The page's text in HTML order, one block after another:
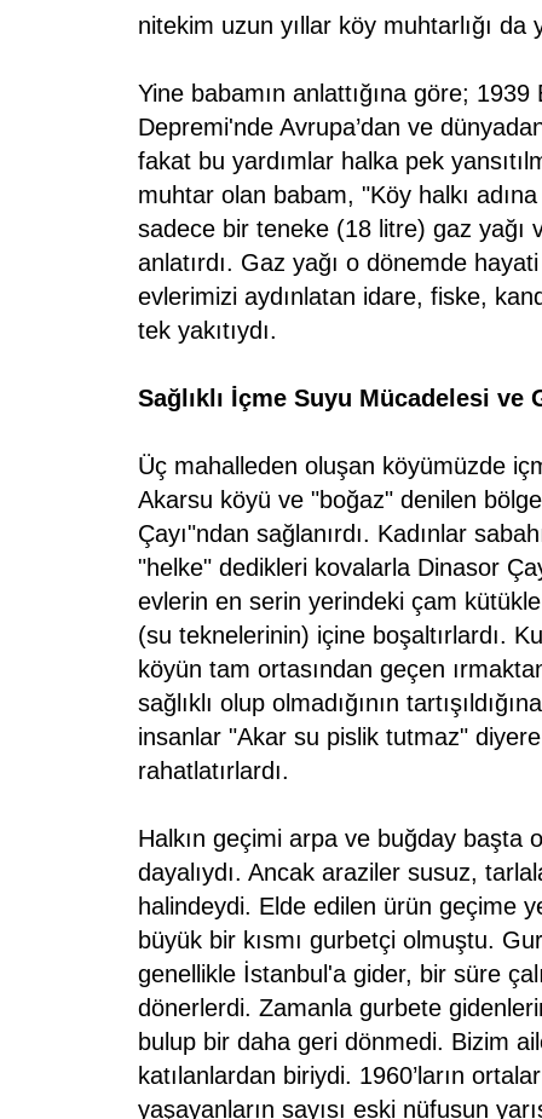
nitekim uzun yıllar köy muhtarlığı da
Yine babamın anlattığına göre;
Depremi'nde Avrupa’dan ve
fakat bu yardımlar halka pek
muhtar olan babam, "Köy halkı
sadece bir teneke (18 litre) gaz yağı
anlatırdı. Gaz yağı o dönemde
evlerimizi aydınlatan idare, fiske,
tek yakıtıydı.
Sağlıklı İçme Suyu Mücadelesi ve
Üç mahalleden oluşan köyümüzde
Akarsu köyü ve "boğaz" denilen
Çayı"ndan sağlanırdı. Kadınlar
"helke" dedikleri kovalarla Dinasor
evlerin en serin yerindeki çam
(su teknelerinin) içine boşaltırlardı.
köyün tam ortasından geçen
sağlıklı olup olmadığının
insanlar "Akar su pislik tutmaz"
rahatlatırlardı.
Halkın geçimi arpa ve buğday başta
dayalıydı. Ancak araziler susuz,
halindeydi. Elde edilen ürün geçime
büyük bir kısmı gurbetçi olmuştu.
genellikle İstanbul'a gider, bir süre
dönerlerdi. Zamanla gurbete
bulup bir daha geri dönmedi. Bizim
katılanlardan biriydi. 1960’ların
yaşayanların sayısı eski nüfusun